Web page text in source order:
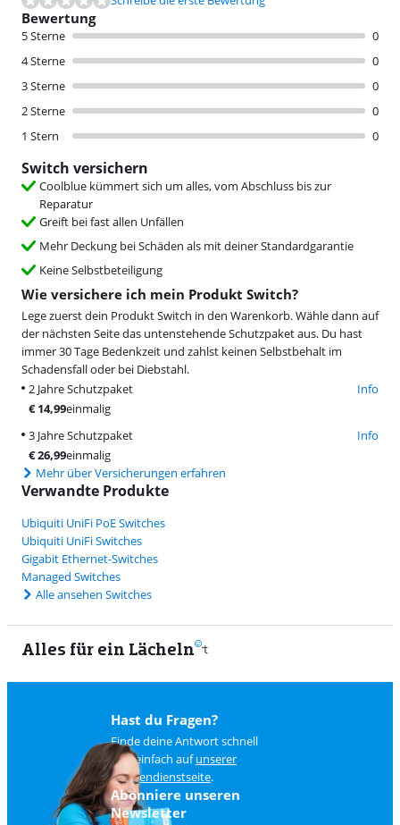
Bewertung
5 Sterne
0
4 Sterne
0
3 Sterne
0
2 Sterne
0
1 Stern
0
Switch versichern
Coolblue kümmert sich um alles, vom Abschluss bis zur
Reparatur
Greift bei fast allen Unfällen
Mehr Deckung bei Schäden als mit deiner Standardgarantie
Keine Selbstbeteiligung
Wie versichere ich mein Produkt Switch?
Lege zuerst dein Produkt Switch in den Warenkorb. Wähle dann auf
der nächsten Seite das untenstehende Schutzpaket aus. Du hast
immer 30 Tage Bedenkzeit und zahlst keinen Selbstbehalt im
Schadensfall oder bei Diebstahl.
2 Jahre Schutzpaket
Info
€14,99einmalig
3 Jahre Schutzpaket
Info
€26,99einmalig
Mehr über Versicherungen erfahren
Verwandte Produkte
Ubiquiti UniFi PoE Switches
Ubiquiti UniFi Switches
Gigabit Ethernet-Switches
Managed Switches
Alle ansehen Switches
Alles für ein Lächeln
Hast du Fragen?
Finde deine Antwort schnell
und einfach aufunserer
Kundendienstseite.
Abonniere unseren
Newsletter